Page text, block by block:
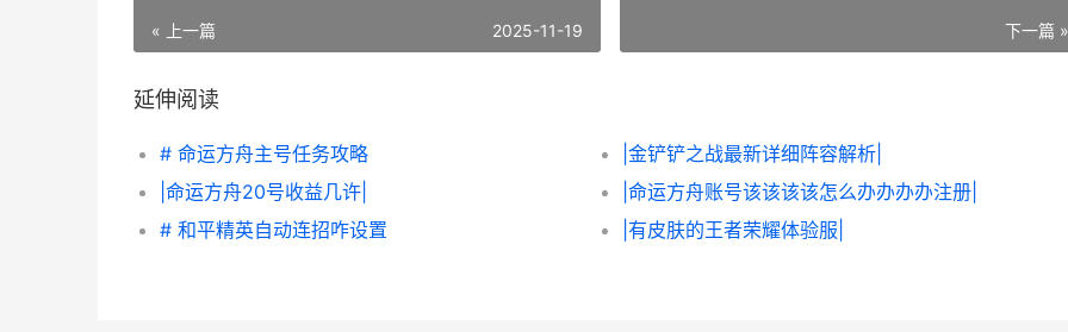
« 上一篇 2025-11-19 下一篇 »
延伸阅读
# 命运方舟主号任务攻略
|金铲铲之战最新详细阵容解析|
|命运方舟20号收益几许|
|命运方舟账号该该该该怎么办办办办注册|
# 和平精英自动连招咋设置
|有皮肤的王者荣耀体验服|